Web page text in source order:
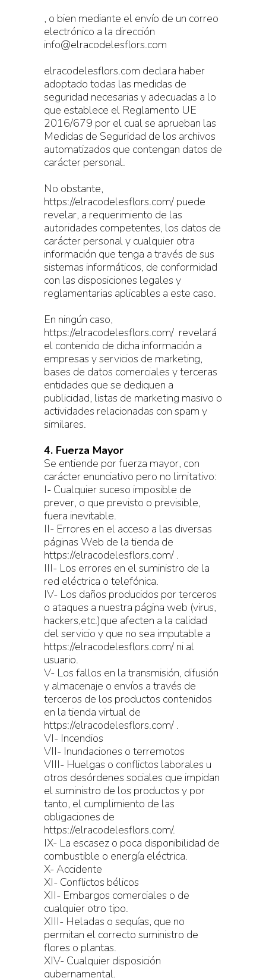
, o bien mediante el envío de un correo
electrónico a la dirección
info@elracodelesflors.com
elracodelesflors.com declara haber
adoptado todas las medidas de
seguridad necesarias y adecuadas a lo
que establece el Reglamento UE
2016/679 por el cual se aprueban las
Medidas de Seguridad de los archivos
automatizados que contengan datos de
carácter personal.
No obstante,
https://elracodelesflors.com/ puede
revelar, a requerimiento de las
autoridades competentes, los datos de
carácter personal y cualquier otra
información que tenga a través de sus
sistemas informáticos, de conformidad
con las disposiciones legales y
reglamentarias aplicables a este caso.
En ningún caso,
https://elracodelesflors.com/ revelará
el contenido de dicha información a
empresas y servicios de marketing,
bases de datos comerciales y terceras
entidades que se dediquen a
publicidad, listas de marketing masivo o
actividades relacionadas con spam y
similares.
4. Fuerza Mayor
Se entiende por fuerza mayor, con
carácter enunciativo pero no limitativo:
I- Cualquier suceso imposible de
prever, o que previsto o previsible,
fuera inevitable.
II- Errores en el acceso a las diversas
páginas Web de la tienda de
https://elracodelesflors.com/ .
III- Los errores en el suministro de la
red eléctrica o telefónica.
IV- Los daños producidos por terceros
o ataques a nuestra página web (virus,
hackers,etc.)que afecten a la calidad
del servicio y que no sea imputable a
https://elracodelesflors.com/ ni al
usuario.
V- Los fallos en la transmisión, difusión
y almacenaje o envíos a través de
terceros de los productos contenidos
en la tienda virtual de
https://elracodelesflors.com/ .
VI- Incendios
VII- Inundaciones o terremotos
VIII- Huelgas o conflictos laborales u
otros desórdenes sociales que impidan
el suministro de los productos y por
tanto, el cumplimiento de las
obligaciones de
https://elracodelesflors.com/.
IX- La escasez o poca disponibilidad de
combustible o energía eléctrica.
X- Accidente
XI- Conflictos bélicos
XII- Embargos comerciales o de
cualquier otro tipo.
XIII- Heladas o sequías, que no
permitan el correcto suministro de
flores o plantas.
XIV- Cualquier disposición
gubernamental.